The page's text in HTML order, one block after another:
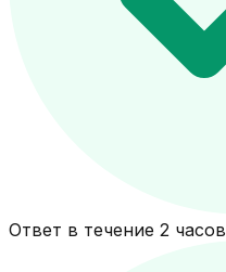
Ответ в течение 2 часов